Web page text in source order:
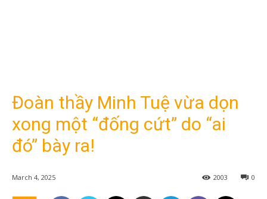
Đoàn thầy Minh Tuệ vừa dọn
xong một “đống cứt” do “ai
đó” bày ra!
March 4, 2025 0
2003